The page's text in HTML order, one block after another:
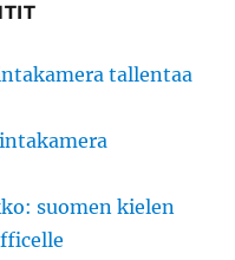
tallentaa
suomen kielen